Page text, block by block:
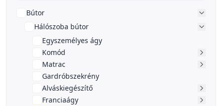
Bútor
Hálószoba bútor
Egyszemélyes ágy
Komód
Matrac
Gardróbszekrény
Alváskiegészítő
Franciaágy